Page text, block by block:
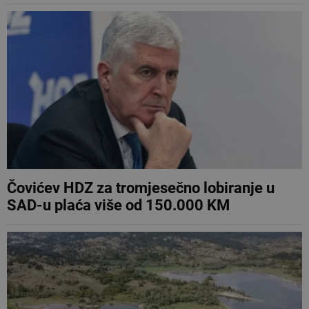
Čovićev HDZ za tromjesečno lobiranje u
SAD-u plaća više od 150.000 KM